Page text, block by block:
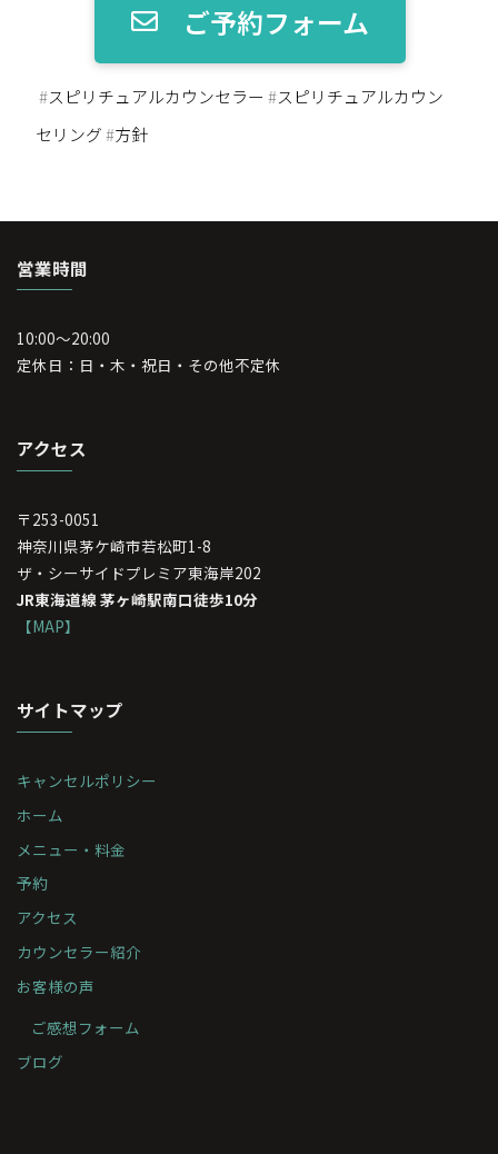
ご予約フォーム
#スピリチュアルカウンセラー #スピリチュアルカウン
セリング#方針
営業時間
10:00～20:00
定休日：日・木・祝日・その他不定休
アクセス
〒253-0051
神奈川県茅ケ崎市若松町1-8
ザ・シーサイドプレミア東海岸202
JR東海道線 茅ヶ崎駅南口徒歩10分
【MAP】
サイトマップ
キャンセルポリシー
ホーム
メニュー・料金
予約
アクセス
カウンセラー紹介
お客様の声
ご感想フォーム
ブログ